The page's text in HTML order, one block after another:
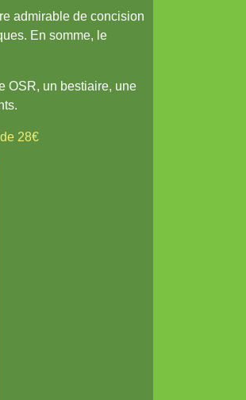
admirable de concision
En somme, le
OSR, un bestiaire, une
28€